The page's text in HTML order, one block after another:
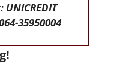
35950004